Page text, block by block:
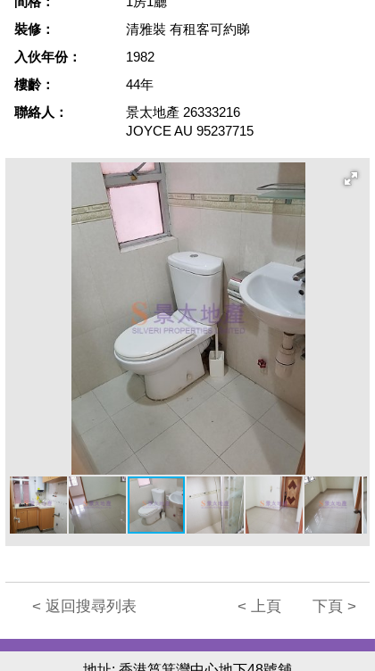
裝修：
清雅裝 有租客可約睇
入伙年份：
1982
樓齡：
44年
聯絡人：
景太地產 26333216
JOYCE AU 95237715
< 返回搜尋列表 < 上頁 下頁 >